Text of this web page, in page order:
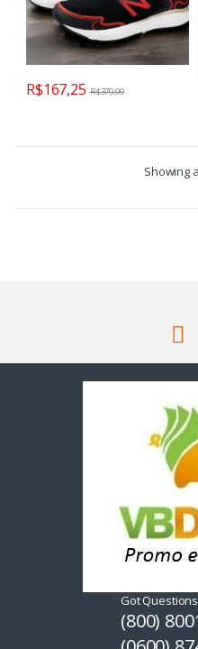
R$167,25 R$379,99
Showing
Got
(800)